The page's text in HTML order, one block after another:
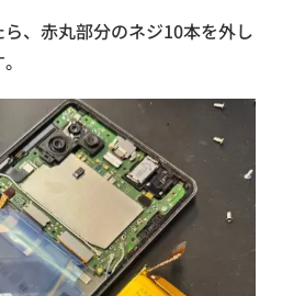
、赤丸部分のネジ10本を外し